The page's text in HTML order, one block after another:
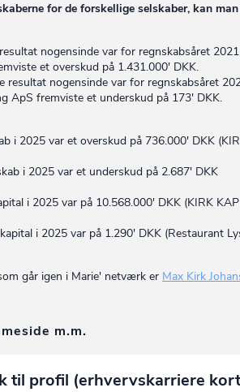
for de forskellige selskaber, kan
nogensinde var for regnskabsåret
et overskud på 1.431.000' DKK.
resultat nogensinde var for regnskabsåret
ApS fremviste et underskud på 173' DKK.
i 2025 var et overskud på 736.000' DKK
i 2025 var et underskud på 2.687' DKK
i 2025 var på 10.568.000' DKK (KIRK
i 2025 var på 1.290' DKK (Restaurant
går igen i Marie' netværk er Max Kirk
m.m.
til profil (erhvervskarriere